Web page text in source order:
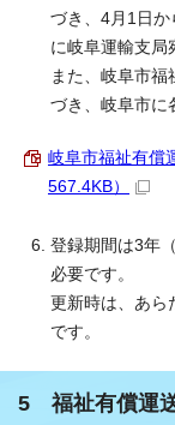
づき、4月1日
に岐阜運輸支局
また、岐阜市
づき、岐阜市に
岐阜市福祉有償
567.4KB）
登録期間は3年
必要です。
更新時は、あら
です。
5 福祉有償運